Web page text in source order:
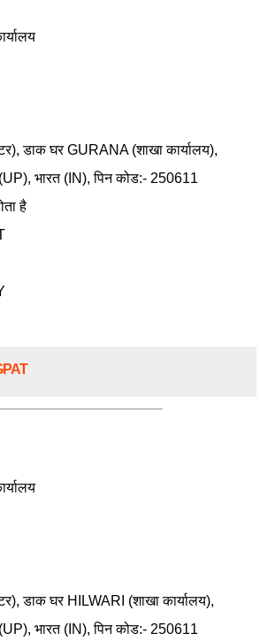
डाक घर GURANA (शाखा कार्यालय),
भारत (IN), पिन कोड:- 250611
है
डाक घर HILWARI (शाखा कार्यालय),
भारत (IN), पिन कोड:- 250611